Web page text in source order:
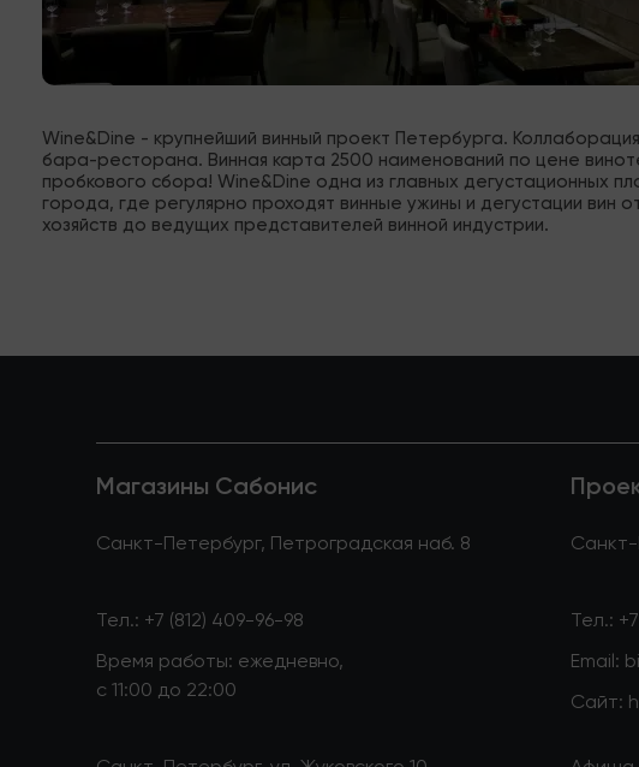
Wine&Dine - крупнейший винный проект Петербурга.
бара-ресторана. Винная карта 2500 наименований по цене
пробкового сбора! Wine&Dine одна из главных дегустационных
города, где регулярно проходят винные ужины и дегустации вин
хозяйств до ведущих представителей винной индустрии.
Магазины Сабонис
Санкт-Петербург, Петроградская наб. 8
Тел.: +7 (812) 409-96-98
Время работы: ежедневно,
с 11:00 до 22:00
Санкт-
Тел.:
Email:
Сайт: